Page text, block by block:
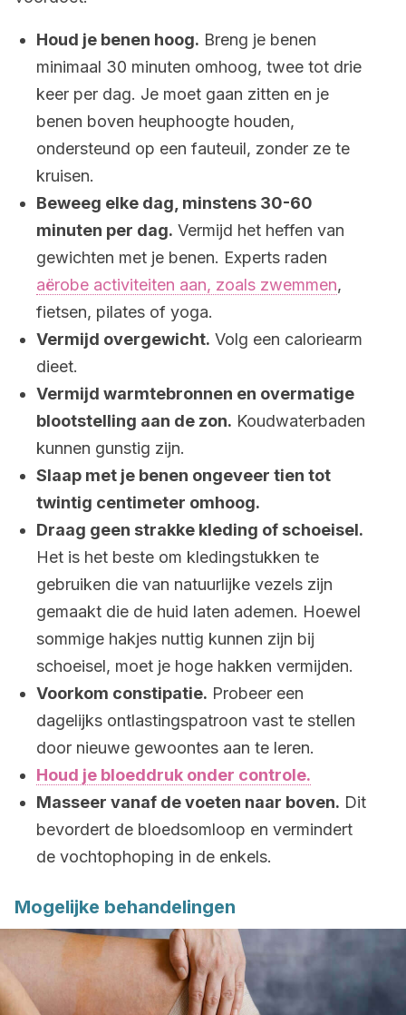
Houd je benen hoog. Breng je benen
minimaal 30 minuten omhoog, twee tot drie
keer per dag. Je moet gaan zitten en je
benen boven heuphoogte houden,
ondersteund op een fauteuil, zonder ze te
kruisen.
Beweeg elke dag, minstens 30-60
minuten per dag. Vermijd het heffen van
gewichten met je benen. Experts raden
aërobe activiteiten aan, zoals zwemmen,
fietsen, pilates of yoga.
Vermijd overgewicht. Volg een caloriearm
dieet.
Vermijd warmtebronnen en overmatige
blootstelling aan de zon. Koudwaterbaden
kunnen gunstig zijn.
Slaap met je benen ongeveer tien tot
twintig centimeter omhoog.
Draag geen strakke kleding of schoeisel.
Het is het beste om kledingstukken te
gebruiken die van natuurlijke vezels zijn
gemaakt die de huid laten ademen. Hoewel
sommige hakjes nuttig kunnen zijn bij
schoeisel, moet je hoge hakken vermijden.
Voorkom constipatie. Probeer een
dagelijks ontlastingspatroon vast te stellen
door nieuwe gewoontes aan te leren.
Houd je bloeddruk onder controle.
Masseer vanaf de voeten naar boven. Dit
bevordert de bloedsomloop en vermindert
de vochtophoping in de enkels.
Mogelijke behandelingen